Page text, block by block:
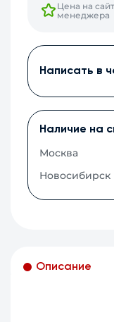
Цена на
менеджера
Написать в
Наличие на
Москва
Новосибирск
Описание